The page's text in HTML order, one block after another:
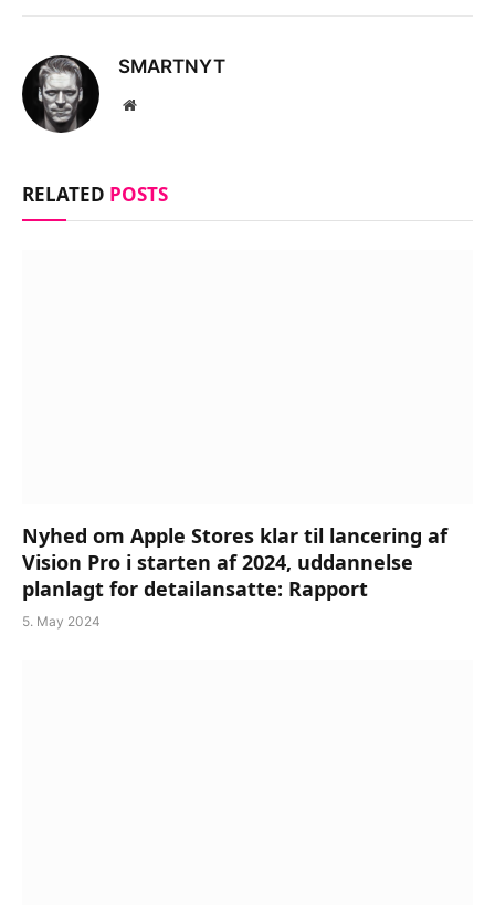
SMARTNYT
Website
RELATED POSTS
Nyhed om Apple Stores klar til lancering af
Vision Pro i starten af ​​2024, uddannelse
planlagt for detailansatte: Rapport
5. May 2024